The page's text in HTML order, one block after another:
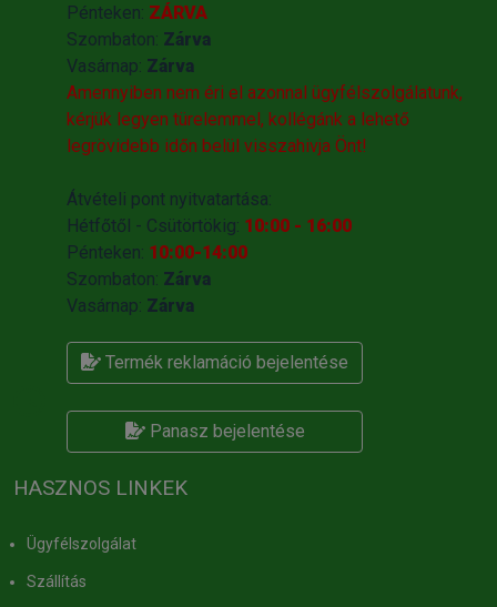
Pénteken: ZÁRVA
Szombaton: Zárva
Vasárnap: Zárva
Amennyiben nem éri el azonnal ügyfélszolgálatunk,
kérjük legyen türelemmel, kollégánk a lehető
legrövidebb időn belül visszahivja Önt!
Átvételi pont nyitvatartása:
Hétfőtől - Csütörtökig: 10:00 - 16:00
Pénteken: 10:00-14:00
Szombaton: Zárva
Vasárnap: Zárva
Termék reklamáció bejelentése
Panasz bejelentése
HASZNOS LINKEK
Ügyfélszolgálat
Szállítás